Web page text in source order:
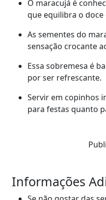
O maracujá é
que equilibra o
As sementes do
sensação crocante
Essa sobremesa é
por ser refrescante.
Servir em copinhos
para festas quanto
Informações